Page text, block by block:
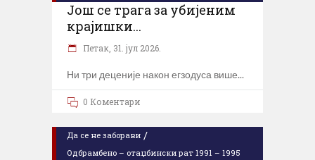
Још се трага за убијеним
крајишки...
Петак, 31. јул 2026.
Ни три деценије након егзодуса више
0 Коментари
Да се не заборави /
Одбрамбено – отаџбински рат 1991 – 1995